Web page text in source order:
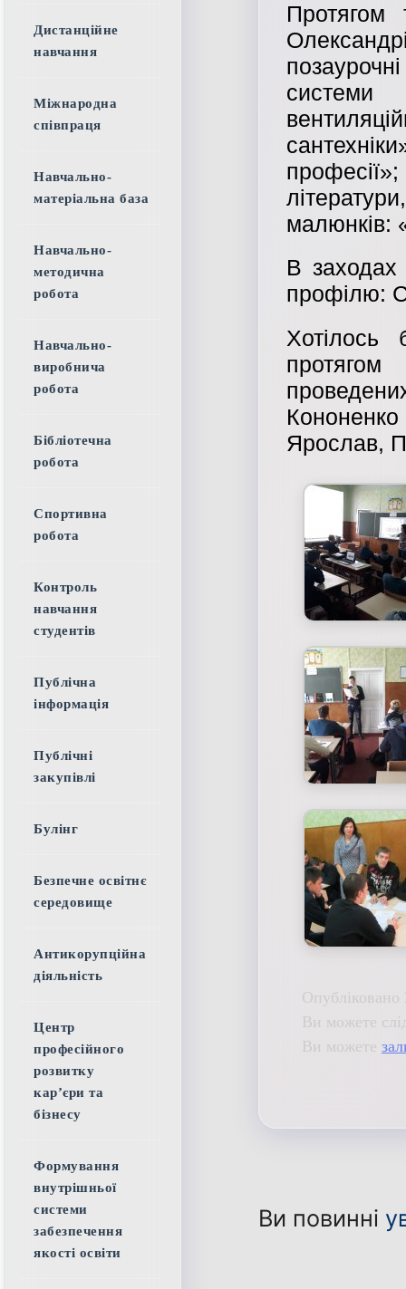
Протягом
системи
малюнків:
В заходах
профілю:
Хотілось
Ярослав,
Ви можете
Ви можете
Ви повинні
Дистанційне
навчання
Міжнародна
співпраця
Навчально-
матеріальна база
Навчально-
методична
робота
Навчально-
виробнича
робота
Бібліотечна
робота
Спортивна
робота
Контроль
навчання
студентів
Публічна
інформація
Публічні
закупівлі
Булінг
Безпечне освітнє
середовище
Антикорупційна
діяльність
Центр
професійного
розвитку
кар’єри та
бізнесу
Формування
внутрішньої
системи
забезпечення
якості освіти